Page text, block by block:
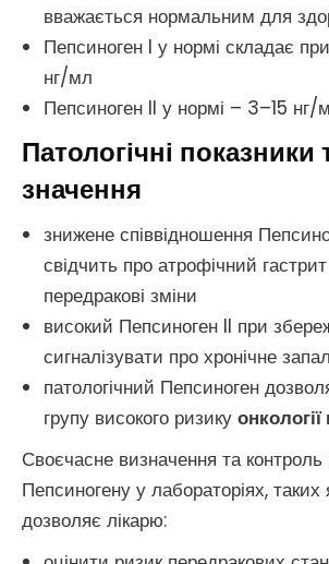
вважається нормальним для
Пепсиноген I у нормі складає
нг/мл
Пепсиноген II у нормі – 3–15 нг/
Патологічні показники
значення
знижене співвідношення
свідчить про атрофічний
передракові зміни
високий Пепсиноген II при
сигналізувати про хронічне
патологічний Пепсиноген
групу високого ризику
Своєчасне визначення та контроль
Пепсиногену у лабораторіях, таких
дозволяє лікарю: